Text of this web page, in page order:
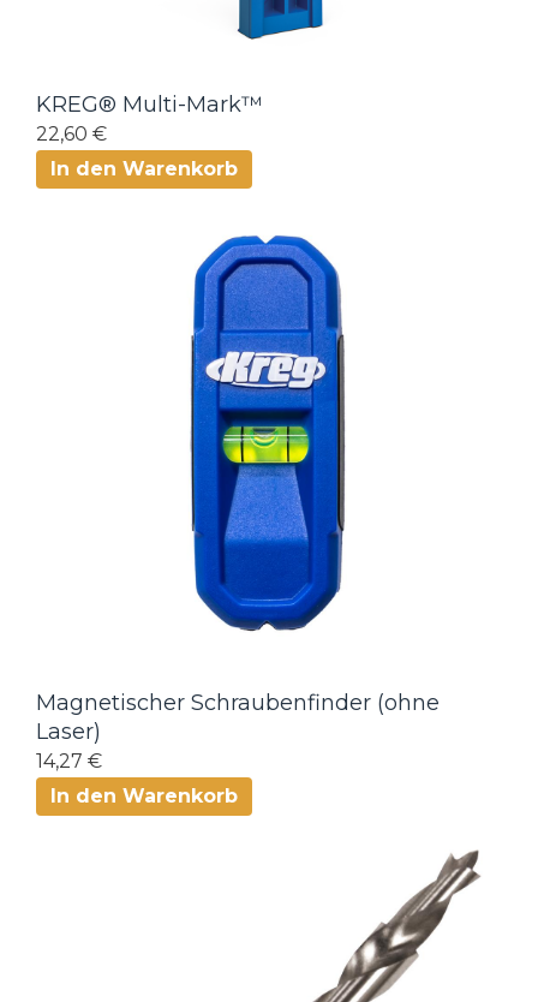
KREG® Multi-Mark™
22,60 €
In den Warenkorb
Magnetischer Schraubenfinder (ohne
Laser)
14,27 €
In den Warenkorb